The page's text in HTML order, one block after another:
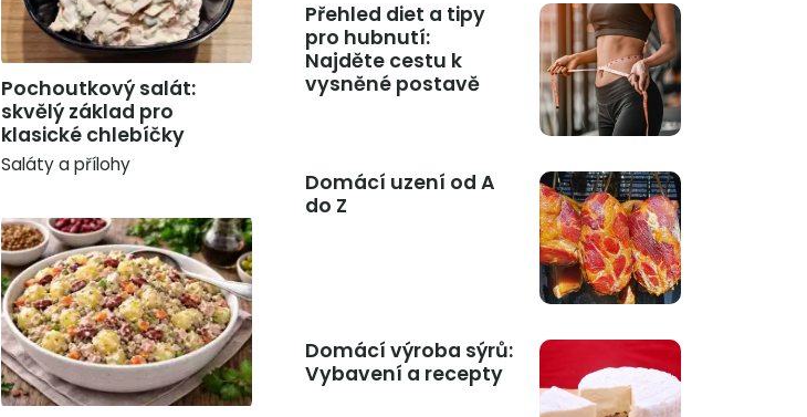
Pochoutkový salát:
skvělý základ pro
klasické chlebíčky
Saláty a přílohy
Přehled diet a tipy
pro hubnutí:
Najděte cestu k
vysněné postavě
Domácí uzení od A
do Z
Domácí výroba sýrů:
Vybavení a recepty